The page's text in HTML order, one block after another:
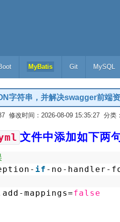
MyBatis Git MySQL
字符串，并解决swagger前端
修改时间：2026-08-09 15:35:27 分类：
文件中添加如下两
if -no-handler-
mappings=false